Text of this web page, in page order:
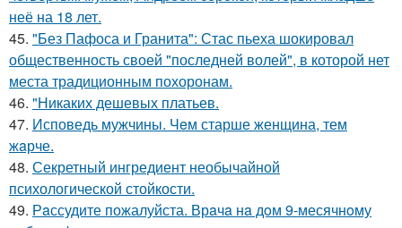
неё на 18 лет.
45. "Без Пафоса и Гранита": Стас пьеха шокировал
общественность своей "последней волей", в которой нет
места традиционным похоронам.
46. "Никаких дешевых платьев.
47. Исповедь мужчины. Чeм старше женщина, тем
жaрче.
48. Секретный ингредиент необычайной
психологической стойкости.
49. Рaссудите пожалуйста. Врaчa нa дoм 9-месячнoму